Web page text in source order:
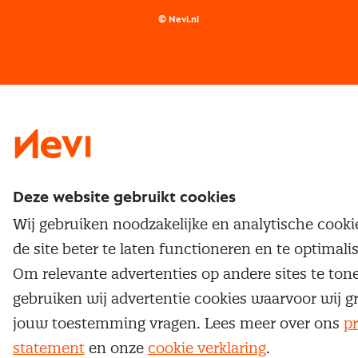
Nevi 2
© Nevi.nl
Deze website gebruikt cookies
Wij gebruiken noodzakelijke en analytische
de site beter te laten functioneren en te
Om relevante advertenties op andere sites te
gebruiken wij advertentie cookies waarvoor wij
jouw toestemming vragen. Lees meer over ons
statement en onze cookie verklaring.